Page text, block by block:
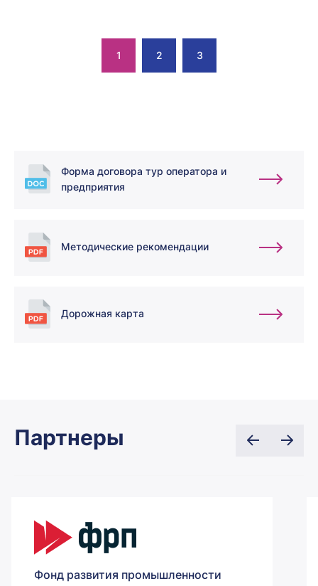
1 2 3
Форма договора тур оператора и
предприятия
Методические рекомендации
Дорожная карта
Партнеры
Фонд развития промышленности